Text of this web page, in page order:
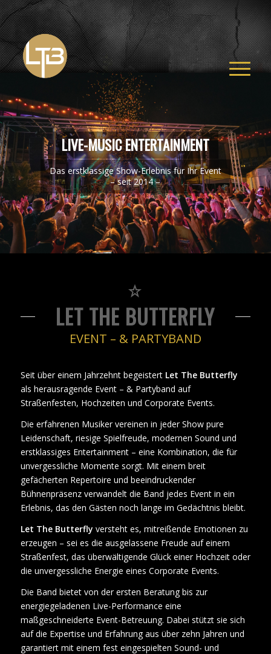
LIVE-MUSIC ENTERTAINMENT
Das erstklassige Show-Erlebnis für Ihr Event
– seit 2014 –
LET THE BUTTERFLY
EVENT – & PARTYBAND
Seit über einem Jahrzehnt begeistert Let The Butterfly
als herausragende Event – & Partyband auf
Straßenfesten, Hochzeiten und Corporate Events.
Die erfahrenen Musiker vereinen in jeder Show pure
Leidenschaft, riesige Spielfreude, modernen Sound und
erstklassiges Entertainment – eine Kombination, die für
unvergessliche Momente sorgt. Mit einem breit
gefächerten Repertoire und beeindruckender
Bühnenpräsenz verwandelt die Band jedes Event in ein
Erlebnis, das den Gästen noch lange im Gedächtnis bleibt.
Let The Butterfly versteht es, mitreißende Emotionen zu
erzeugen – sei es die ausgelassene Freude auf einem
Straßenfest, das überwältigende Glück einer Hochzeit oder
die unvergessliche Energie eines Corporate Events.
Die Band bietet von der ersten Beratung bis zur
energiegeladenen Live-Performance eine
maßgeschneiderte Event-Betreuung. Dabei stützt sie sich
auf die Expertise und Erfahrung aus über zehn Jahren und
garantiert mit einem fest eingespielten Sound- und